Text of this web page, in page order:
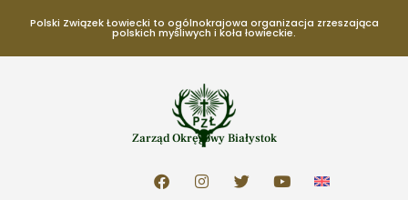
Polski Związek Łowiecki to ogólnokrajowa organizacja zrzeszająca
polskich myśliwych i koła łowieckie.
Zarząd Okręgowy Białystok